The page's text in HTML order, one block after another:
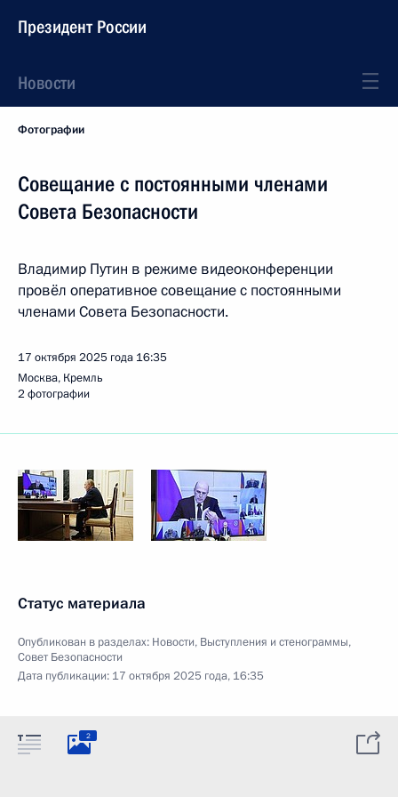
Президент России
Новости
Фотографии
Совещание с постоянными членами
Совета Безопасности
Владимир Путин в режиме видеоконференции
провёл оперативное совещание с постоянными
членами Совета Безопасности.
17 октября 2025 года 16:35
Москва, Кремль
2 фотографии
Статус материала
Опубликован в разделах: Новости, Выступления и стенограммы,
Совет Безопасности
Дата публикации: 17 октября 2025 года, 16:35
2